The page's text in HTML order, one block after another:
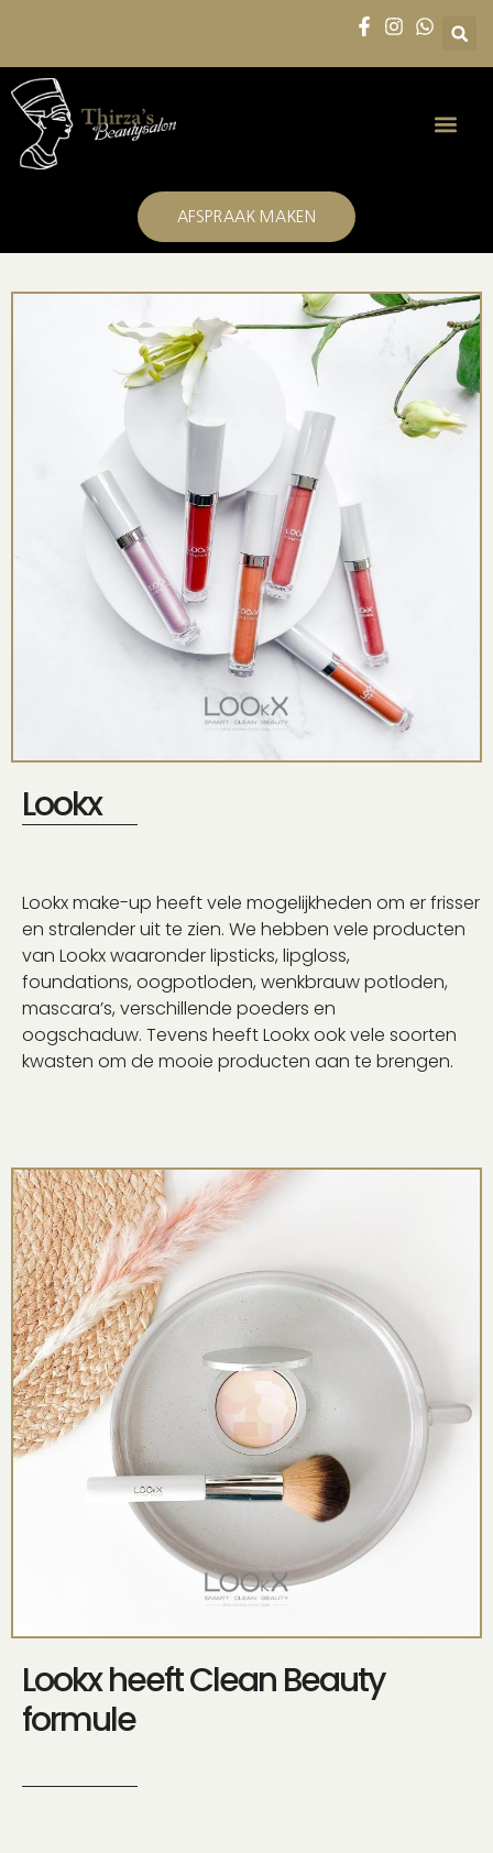
AFSPRAAK MAKEN
Lookx
Lookx make-up heeft vele mogelijkheden om er frisser
en stralender uit te zien. We hebben vele producten
van Lookx waaronder lipsticks, lipgloss,
foundations, oogpotloden, wenkbrauw potloden,
mascara’s, verschillende poeders en
oogschaduw. Tevens heeft Lookx ook vele soorten
kwasten om de mooie producten aan te brengen.
Lookx heeft Clean Beauty
formule